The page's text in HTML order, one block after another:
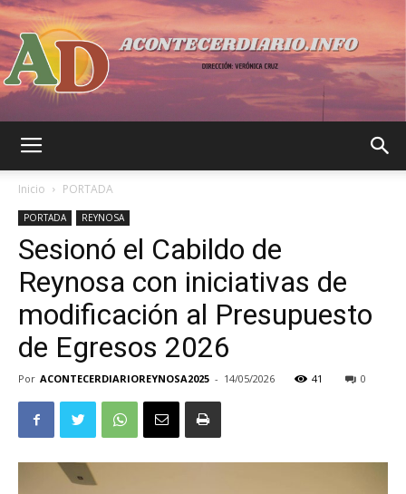
Diario
Inicio PORTADA
PORTADA REYNOSA
Sesionó el Cabildo de
Reynosa con iniciativas de
modificación al Presupuesto
de Egresos 2026
Por ACONTECERDIARIOREYNOSA2025 - 14/05/2026 41 0